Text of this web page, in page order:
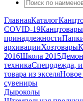
ГлавнаяКаталог
COVID-19Канцтовары
принадлежности
архивацииХозтовары
2016Школа 2015
техникаСпецодежда,
товара из экселя
сувениры
Дыроколы